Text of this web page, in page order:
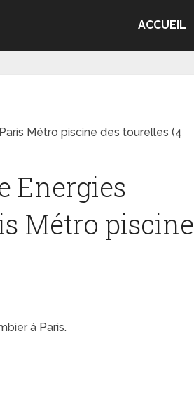
ACCUEIL
Métro piscine des tourelles (4
Energies
Métro piscine
à Paris.